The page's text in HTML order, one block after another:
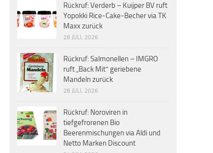
Rückruf: Verderb – Kuijper BV ruft
Yopokki Rice-Cake-Becher via TK
Maxx zurück
28 JULI, 2026
Rückruf: Salmonellen – IMGRO
ruft „Back Mit“ geriebene
Mandeln zurück
28 JULI, 2026
Rückruf: Noroviren in
tiefgefrorenen Bio
Beerenmischungen via Aldi und
Netto Marken Discount